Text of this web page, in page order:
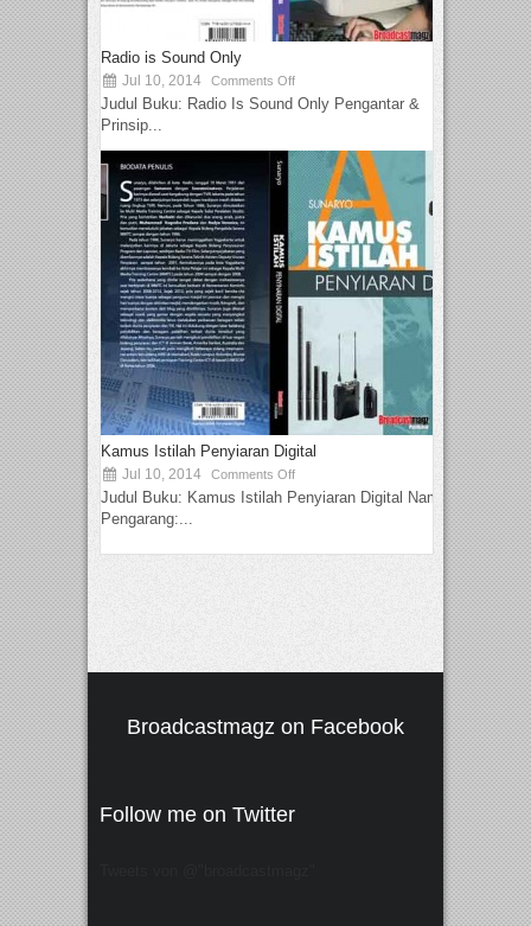
Radio is Sound Only
Jul 10, 2014 Comments Off
Judul Buku: Radio Is Sound Only Pengantar &
Prinsip...
Kamus Istilah Penyiaran Digital
Jul 10, 2014 Comments Off
Judul Buku: Kamus Istilah Penyiaran Digital Nama
Pengarang:...
Broadcastmagz on Facebook
Follow me on Twitter